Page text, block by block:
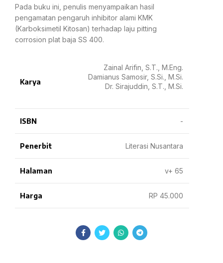
Pada buku ini, penulis menyampaikan hasil
pengamatan pengaruh inhibitor alami KMK
(Karboksimetil Kitosan) terhadap laju pitting
corrosion plat baja SS 400.
Karya
Zainal Arifin, S.T., M.Eng.
Damianus Samosir, S.Si., M.Si.
Dr. Sirajuddin, S.T., M.Si.
ISBN -
Penerbit Literasi Nusantara
Halaman v+ 65
Harga RP 45.000